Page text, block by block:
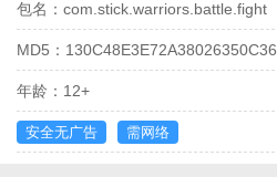
包名： com.stick.warriors.battle.fight
MD5：
年龄： 12+
安全无广告 需网络